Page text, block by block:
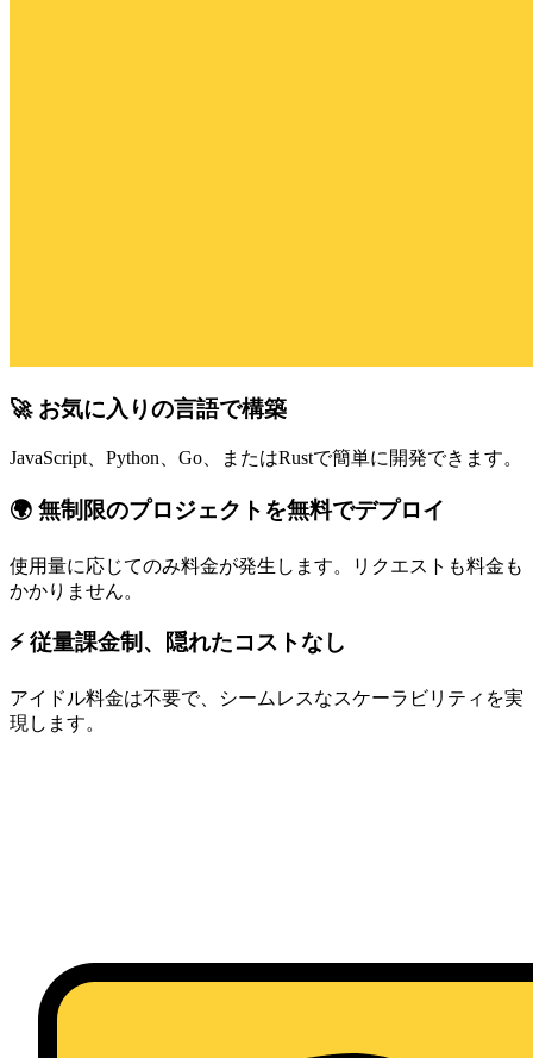
🚀 お気に入りの言語で構築
JavaScript、Python、Go、またはRustで簡単に開発できます。
🌍 無制限のプロジェクトを無料でデプロイ
使用量に応じてのみ料金が発生します。リクエストも料金も
かかりません。
⚡ 従量課金制、隠れたコストなし
アイドル料金は不要で、シームレスなスケーラビリティを実
現します。